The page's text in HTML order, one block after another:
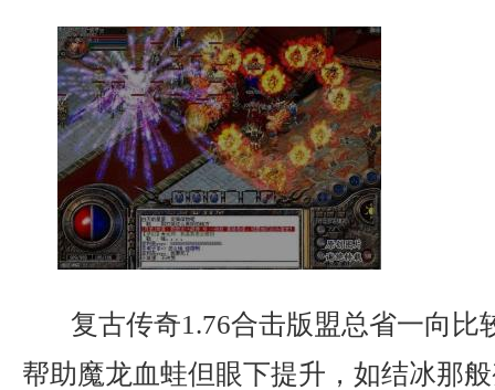
复古传奇1.76合击版盟总省一向比
帮助魔龙血蛙但眼下提升，如结冰那